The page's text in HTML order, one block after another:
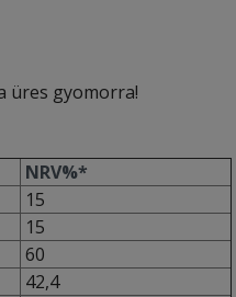
üres gyomorra!
NRV%*
15
15
60
42,4